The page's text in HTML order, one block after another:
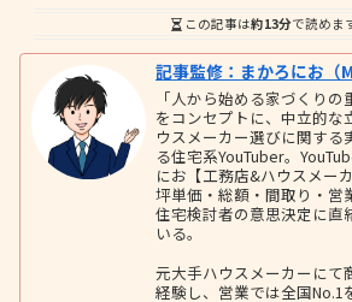
この記事は約13分で読めま
記事監修：まかろにお（
「人から始める家づくりの
をコンセプトに、中立的な
ウスメーカー選びに関する
る住宅系YouTuber。
にお【工務店&ハウスメー
坪単価・総額・間取り・営
住宅検討者の意思決定に直
いる。
元大手ハウスメーカーにて
経験し、営業では全国No.1